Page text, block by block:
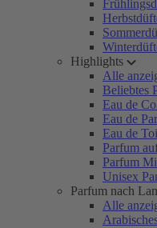
Highlights
Alle
Beliebtes
Eau de
Eau de
Eau de
Parfum
Parfum
Unisex
Parfum nach
Alle